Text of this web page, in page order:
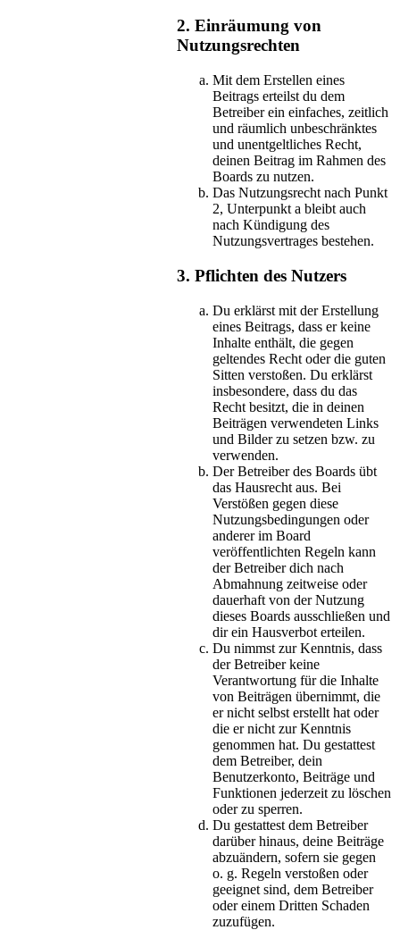
2. Einräumung von
Nutzungsrechten
Mit dem Erstellen eines
Beitrags erteilst du dem
Betreiber ein einfaches, zeitlich
und räumlich unbeschränktes
und unentgeltliches Recht,
deinen Beitrag im Rahmen des
Boards zu nutzen.
Das Nutzungsrecht nach Punkt
2, Unterpunkt a bleibt auch
nach Kündigung des
Nutzungsvertrages bestehen.
3. Pflichten des Nutzers
Du erklärst mit der Erstellung
eines Beitrags, dass er keine
Inhalte enthält, die gegen
geltendes Recht oder die guten
Sitten verstoßen. Du erklärst
insbesondere, dass du das
Recht besitzt, die in deinen
Beiträgen verwendeten Links
und Bilder zu setzen bzw. zu
verwenden.
Der Betreiber des Boards übt
das Hausrecht aus. Bei
Verstößen gegen diese
Nutzungsbedingungen oder
anderer im Board
veröffentlichten Regeln kann
der Betreiber dich nach
Abmahnung zeitweise oder
dauerhaft von der Nutzung
dieses Boards ausschließen und
dir ein Hausverbot erteilen.
Du nimmst zur Kenntnis, dass
der Betreiber keine
Verantwortung für die Inhalte
von Beiträgen übernimmt, die
er nicht selbst erstellt hat oder
die er nicht zur Kenntnis
genommen hat. Du gestattest
dem Betreiber, dein
Benutzerkonto, Beiträge und
Funktionen jederzeit zu löschen
oder zu sperren.
Du gestattest dem Betreiber
darüber hinaus, deine Beiträge
abzuändern, sofern sie gegen
o. g. Regeln verstoßen oder
geeignet sind, dem Betreiber
oder einem Dritten Schaden
zuzufügen.